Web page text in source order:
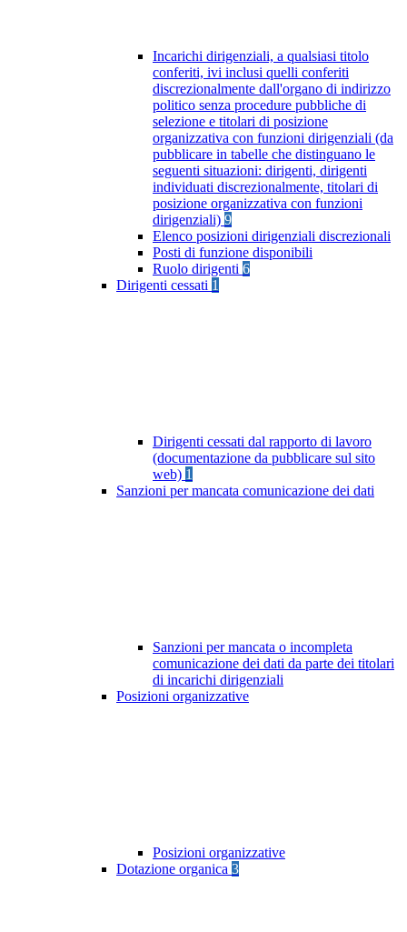
Incarichi dirigenziali, a qualsiasi titolo
conferiti, ivi inclusi quelli conferiti
discrezionalmente dall'organo di indirizzo
politico senza procedure pubbliche di
selezione e titolari di posizione
organizzativa con funzioni dirigenziali (da
pubblicare in tabelle che distinguano le
seguenti situazioni: dirigenti, dirigenti
individuati discrezionalmente, titolari di
posizione organizzativa con funzioni
dirigenziali) 9
Elenco posizioni dirigenziali discrezionali
Posti di funzione disponibili
Ruolo dirigenti 6
Dirigenti cessati 1
Dirigenti cessati dal rapporto di lavoro
(documentazione da pubblicare sul sito
web) 1
Sanzioni per mancata comunicazione dei dati
Sanzioni per mancata o incompleta
comunicazione dei dati da parte dei titolari
di incarichi dirigenziali
Posizioni organizzative
Posizioni organizzative
Dotazione organica 3